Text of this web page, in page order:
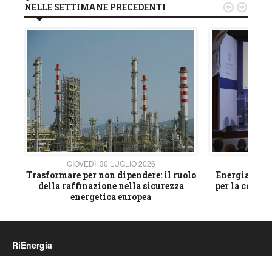
NELLE SETTIMANE PRECEDENTI
GIOVEDÌ, 30 LUGLIO 2026
Trasformare per non dipendere: il ruolo
della raffinazione nella sicurezza
energetica europea
Energia e
per la
 
RiEnergia